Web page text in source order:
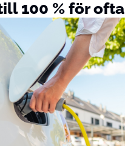
100 % för ofta